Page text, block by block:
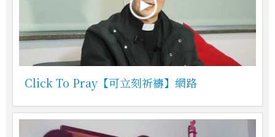
Click To Pray【可立刻祈禱】網路